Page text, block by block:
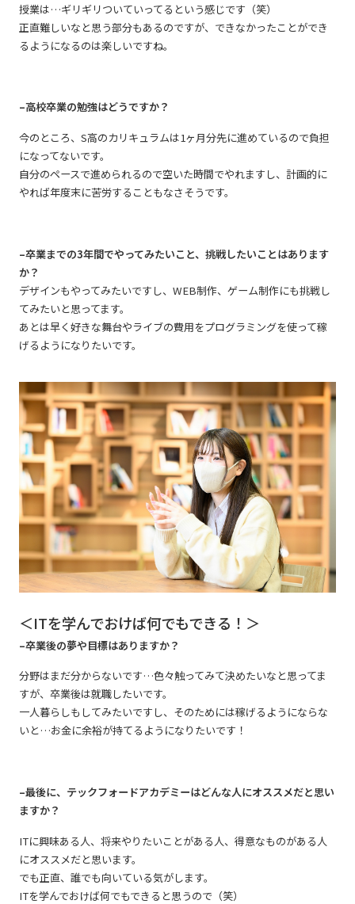
授業は…ギリギリついていってるという感じです（笑）
正直難しいなと思う部分もあるのですが、できなかったことができ
るようになるのは楽しいですね。
–高校卒業の勉強はどうですか？
今のところ、S高のカリキュラムは1ヶ月分先に進めているので負担
になってないです。
自分のペースで進められるので空いた時間でやれますし、計画的に
やれば年度末に苦労することもなさそうです。
–卒業までの3年間でやってみたいこと、挑戦したいことはあります
か？
デザインもやってみたいですし、WEB制作、ゲーム制作にも挑戦し
てみたいと思ってます。
あとは早く好きな舞台やライブの費用をプログラミングを使って稼
げるようになりたいです。
＜ITを学んでおけば何でもできる！＞
–卒業後の夢や目標はありますか？
分野はまだ分からないです…色々触ってみて決めたいなと思ってま
すが、卒業後は就職したいです。
一人暮らしもしてみたいですし、そのためには稼げるようにならな
いと…お金に余裕が持てるようになりたいです！
–最後に、テックフォードアカデミーはどんな人にオススメだと思い
ますか？
ITに興味ある人、将来やりたいことがある人、得意なものがある人
にオススメだと思います。
でも正直、誰でも向いている気がします。
ITを学んでおけば何でもできると思うので（笑）